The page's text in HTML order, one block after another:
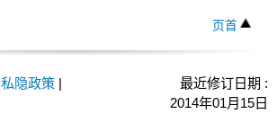
页首
私隐政策 |
最近修订日期 :
2014年01月15日